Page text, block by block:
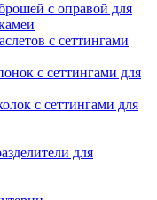
с оправой для
с сеттингами
с сеттингами для
с сеттингами для
для